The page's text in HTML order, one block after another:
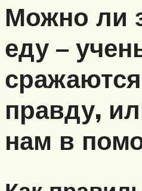
Можно ли
еду –
правду,
нам в